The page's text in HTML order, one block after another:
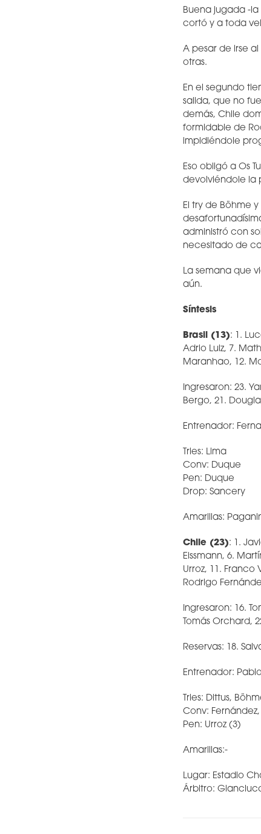
Buena jugada -
cortó y a toda
A pesar de irse
otras.
En el segundo
salida, que no
demás, Chile
formidable de
impidiéndole
Eso obligó a Os
devolviéndole la
El try de Böhme
administró con
necesitado de
La semana que
aún.
Síntesis
Brasil (13): 1.
Adrio Luiz, 7.
Maranhao, 12.
Ingresaron: 23.
Bergo, 21.
Entrenador:
Tries: Lima
Conv: Duque
Pen: Duque
Drop: Sancery
Amarillas:
Chile (23): 1.
Eissmann, 6.
Urroz, 11.
Rodrigo
Ingresaron: 16.
Tomás Orchard,
Reservas: 18.
Entrenador:
Tries: Dittus,
Conv: Fernández,
Pen: Urroz (3)
Amarillas:-
Lugar: Estadio
Árbitro: